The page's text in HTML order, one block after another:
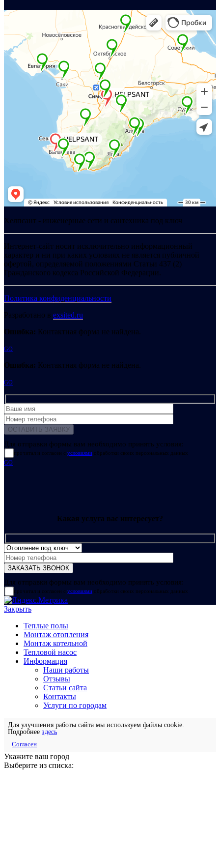
Хелпсант - инженерные сети и сантехника под ключ
Интернет-сайт носит исключительно информационный
характер и ни при каких условиях не является публичной
офертой, определяемой положениями Статьи 437 (2)
Гражданского кодекса Российской Федерации.
Политика конфиденциальности
Разработано в exsited.ru
Ошибка: Контактная форма не найдена.
GO
Ошибка: Контактная форма не найдена.
GO
Для отправки формы вам необходимо принять условия:
прочитал и согласен с условиями обработки своих персональных данных
GO
Какая услуга вас интересует?
Для отправки формы вам необходимо принять условия:
прочитал и согласен с условиями обработки своих персональных данных
Закрыть
Теплые полы
Монтаж отопления
Монтаж котельной
Тепловой насос
Информация
Наши работы
Отзывы
Статьи сайта
Контакты
Услуги по городам
Для улучшения работы сайта мы используем файлы cookie.
Подробнее здесь
Согласен
Укажите ваш город
Выберите из списка: